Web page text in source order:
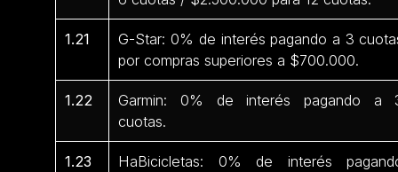
1.21
G-Star: 0% de interés pagando a 3
por compras superiores a $700.000.
1.22
Garmin: 0% de interés pagando a
cuotas.
1.23
HaBicicletas: 0% de interés